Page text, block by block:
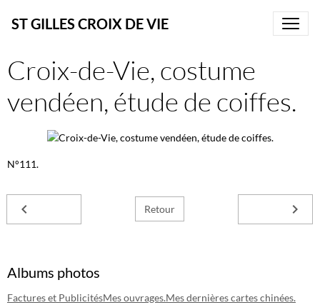
ST GILLES CROIX DE VIE
Croix-de-Vie, costume
vendéen, étude de coiffes.
N°111.
Retour
Albums photos
Factures et PublicitésMes ouvrages.Mes dernières cartes chinées.